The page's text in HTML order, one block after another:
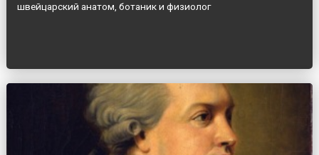
швейцарский анатом, ботаник и физиолог